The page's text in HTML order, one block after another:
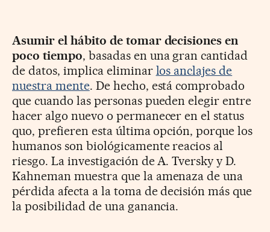
Asumir el hábito de tomar decisiones en
poco tiempo, basadas en una gran cantidad
de datos, implica eliminar los anclajes de
nuestra mente. De hecho, está comprobado
que cuando las personas pueden elegir entre
hacer algo nuevo o permanecer en el status
quo, prefieren esta última opción, porque los
humanos son biológicamente reacios al
riesgo. La investigación de A. Tversky y D.
Kahneman muestra que la amenaza de una
pérdida afecta a la toma de decisión más que
la posibilidad de una ganancia.